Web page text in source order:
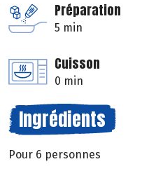
Préparation
5 min
Cuisson
0 min
Ingrédients
Pour 6 personnes